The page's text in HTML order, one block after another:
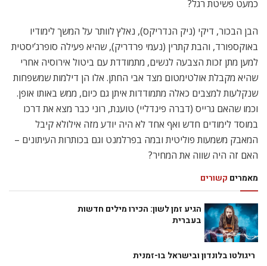
כמעט פשיטת רגל?
הבן הבכור, דיקי (ניק הנדריקס), נאלץ לוותר על המשך לימודיו
באוקספורד, והבת קתרין (נעמי פרדריק), שהיא פעילה סופרג’יסטית
למען מתן זכות הצבעה לנשים, מתמודדת עם ביטול אירוסיה אחרי
שהיא מקבלת אולטימטום מצד אבי החתן. אלו הן דילמות שמשפחות
שנקלעות למצבים כאלה מתמודדות איתן גם כיום, ממש באותו אופן.
וכמו שהאם גרייס (דברה פינדליי) טוענת, רוני כבר מצא את דרכו
במוסד לימודים חדש ואף אחד לא היה יודע מזה אילולא קיבל
המאבק משמעות פוליטית ובמה בפרלמנט וגם בכותרות העיתונים –
האם זה היה שווה את המחיר?
מאמרים קשורים
הגיע זמן לשון: הכירו מילים חדשות
בעברית
ריגולטו בלונדון ובישראל בו-זמנית